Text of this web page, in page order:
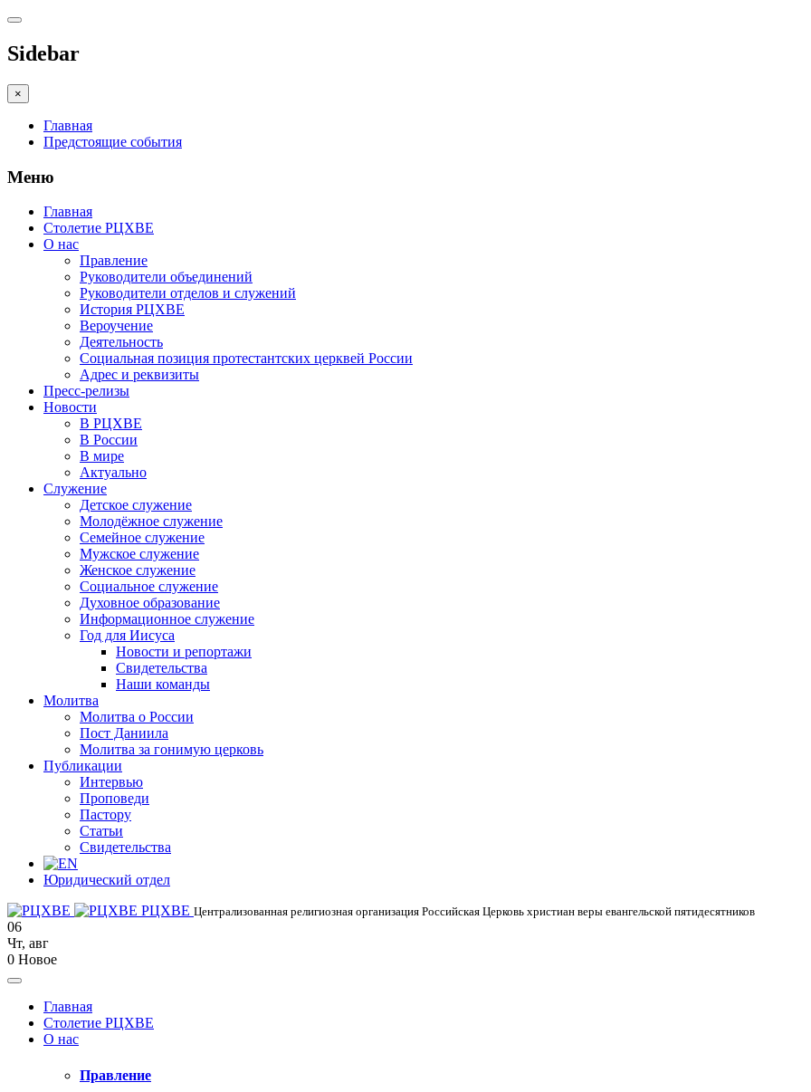
Sidebar
×
Главная
Предстоящие события
Меню
Главная
Столетие РЦХВЕ
О нас
Правление
Руководители объединений
Руководители отделов и служений
История РЦХВЕ
Вероучение
Деятельность
Социальная позиция протестантских церквей России
Адрес и реквизиты
Пресс-релизы
Новости
В РЦХВЕ
В России
В мире
Актуально
Служение
Детское служение
Молодёжное служение
Семейное служение
Мужское служение
Женское служение
Социальное служение
Духовное образование
Информационное служение
Год для Иисуса
Новости и репортажи
Свидетельства
Наши команды
Молитва
Молитва о России
Пост Даниила
Молитва за гонимую церковь
Публикации
Интервью
Проповеди
Пастору
Статьи
Свидетельства
Юридический отдел
РЦХВЕ Централизованная религиозная организация Российская Церковь христиан веры евангельской пятидесятников
06
Чт, авг
0 Новое
Главная
Столетие РЦХВЕ
О нас
Правление